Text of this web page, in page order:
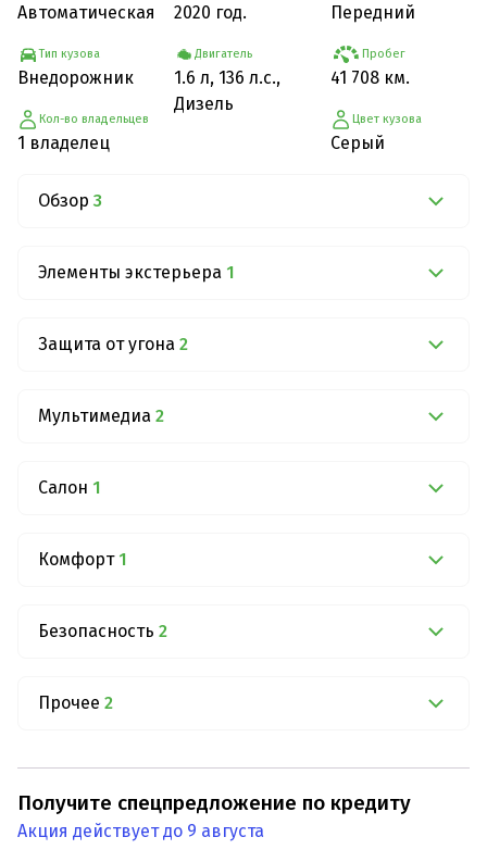
Автоматическая
Тип кузова
Внедорожник
Кол-во владельцев
1 владелец
2020 год.
Двигатель
1.6 л, 136 л.с.,
Дизель
Передний
Пробег
41 708 км.
Цвет кузова
Серый
Обзор 3
Элементы экстерьера 1
Защита от угона 2
Мультимедиа 2
Салон 1
Комфорт 1
Безопасность 2
Прочее 2
Получите спецпредложение по кредиту
Акция действует до 9 августа